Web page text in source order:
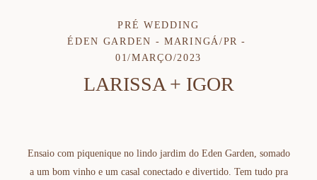
PRÉ WEDDING
ÉDEN GARDEN - MARINGÁ/PR
01/MARÇO/2023
LARISSA + IGOR
Ensaio com piquenique no lindo jardim do Eden Garden, somado
a um bom vinho e um casal conectado e divertido. Tem tudo pra